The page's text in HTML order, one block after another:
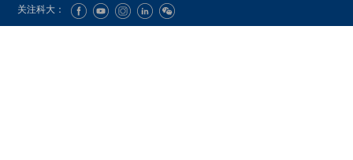
关注科大：